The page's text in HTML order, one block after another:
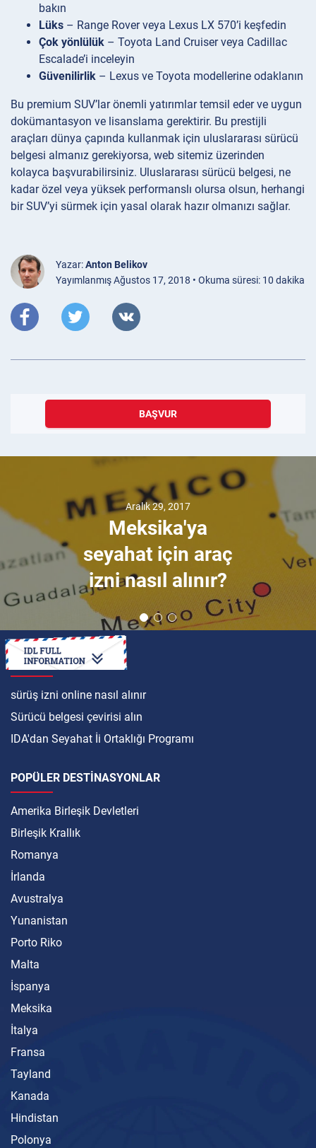
bakın
Lüks – Range Rover veya Lexus LX 570’i keşfedin
Çok yönlülük – Toyota Land Cruiser veya Cadillac
Escalade’i inceleyin
Güvenilirlik – Lexus ve Toyota modellerine odaklanın
Bu premium SUV’lar önemli yatırımlar temsil eder ve uygun
dokümantasyon ve lisanslama gerektirir. Bu prestijli
araçları dünya çapında kullanmak için uluslararası sürücü
belgesi almanız gerekiyorsa, web sitemiz üzerinden
kolayca başvurabilirsiniz. Uluslararası sürücü belgesi, ne
kadar özel veya yüksek performanslı olursa olsun, herhangi
bir SUV’yi sürmek için yasal olarak hazır olmanızı sağlar.
Yazar:Anton Belikov
Yayımlanmış Ağustos 17, 2018 • Okuma süresi: 10 dakika
BAŞVUR
Aralık 29, 2017
Meksika'ya
seyahat için araç
izni nasıl alınır?
ULUSLARARASI
sürüş izni online nasıl alınır
Sürücü belgesi çevirisi alın
IDA'dan Seyahat İi Ortaklığı Programı
POPÜLER DESTINASYONLAR
Amerika Birleşik Devletleri
Birleşik Krallık
Romanya
İrlanda
Avustralya
Yunanistan
Porto Riko
Malta
İspanya
Meksika
İtalya
Fransa
Tayland
Kanada
Hindistan
Polonya